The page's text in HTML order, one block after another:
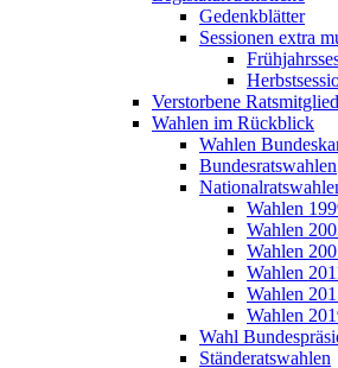
Gedenkblätter
Sessionen extra
Verstorbene
Wahlen im Rückblick
Wahlen
Bundesratswahlen
Wahlen
Wahlen
Wahlen
Wahlen
Wahlen
Wahlen
Wahl
Ständeratswahlen